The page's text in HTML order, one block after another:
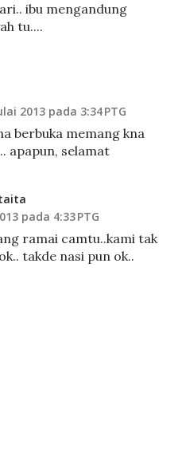
ibu mengandung
tu....
2013 pada 3:34 PTG
berbuka memang kna
apapun, selamat
pada 4:33 PTG
ramai camtu..kami tak
takde nasi pun ok..